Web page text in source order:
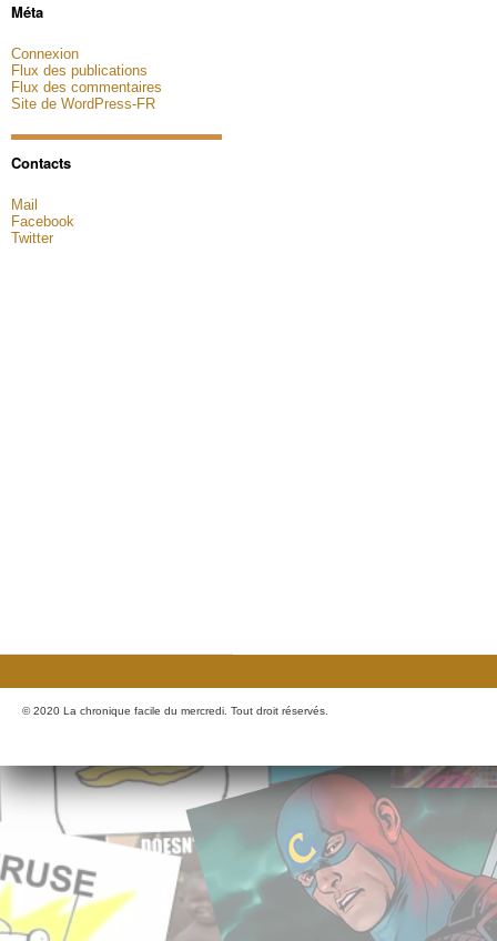
Méta
Connexion
Flux des publications
Flux des commentaires
Site de WordPress-FR
Contacts
Mail
Facebook
Twitter
© 2020 La chronique facile du mercredi. Tout droit réservés.